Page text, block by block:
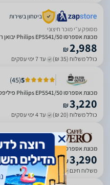
ביטחון בשירות
מסופק ע״י מוכר חיצוני
מכונת אספרסו Philips EP5541/50 יבואן רשמי
₪2,988
כולל משלוח (35 ₪) עד 7 ימי עסקים
5
(
45
)
מכונת אספרסו Philips EP5541/50 פיליפס
₪3,220
כולל משלוח (20 ₪) עד 4 ימי עסקים
מכונת אספרסו פיליפס Philips EP5541/50
₪3,290
משלוח חינם עד 5 ימי עסקים